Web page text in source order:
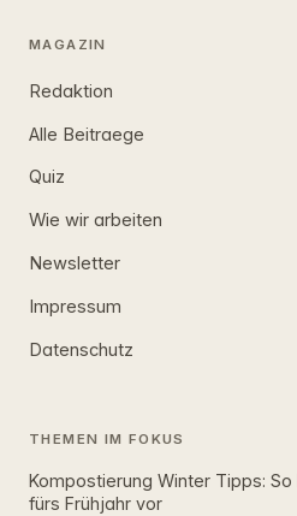
MAGAZIN
Redaktion
Alle Beitraege
Quiz
Wie wir arbeiten
Newsletter
Impressum
Datenschutz
THEMEN IM FOKUS
Kompostierung Winter Tipps:
fürs Frühjahr vor